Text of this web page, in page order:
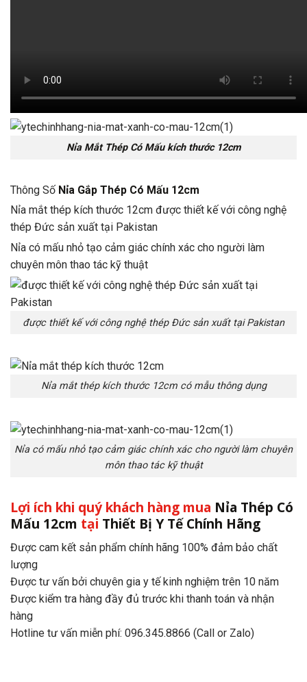
Nỉa Mắt Thép Có Mấu kích thước 12cm
Thông Số Nỉa Gắp Thép Có Mấu 12cm
Nỉa mắt thép kích thước 12cm được thiết kế với công nghệ
thép Đức sản xuất tại Pakistan
Nỉa có mấu nhỏ tạo cảm giác chính xác cho người làm
chuyên môn thao tác kỹ thuật
được thiết kế với công nghệ thép Đức sản xuất tại Pakistan
Nỉa mắt thép kích thước 12cm có mẫu thông dụng
Nỉa có mấu nhỏ tạo cảm giác chính xác cho người làm chuyên
môn thao tác kỹ thuật
Lợi ích khi quý khách hàng mua Nỉa Thép Có
Mấu 12cm tại Thiết Bị Y Tế Chính Hãng
Được cam kết sản phẩm chính hãng 100% đảm bảo chất
lượng
Được tư vấn bởi chuyên gia y tế kinh nghiệm trên 10 năm
Được kiểm tra hàng đầy đủ trước khi thanh toán và nhận
hàng
Hotline tư vấn miễn phí: 096.345.8866 (Call or Zalo)